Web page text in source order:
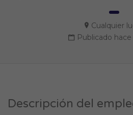
Cualquier
Publicado hace
Descripción del